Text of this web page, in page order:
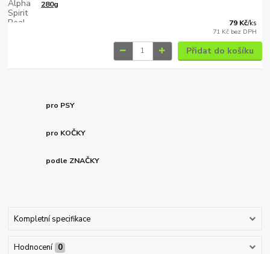
280g
79 Kč/ks
71 Kč bez DPH
Přidat do košíku
pro PSY
pro KOČKY
podle ZNAČKY
Kompletní specifikace
Hodnocení 0